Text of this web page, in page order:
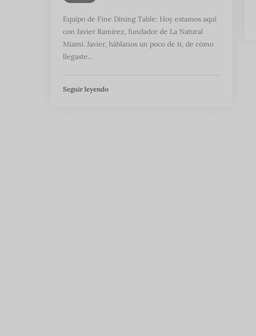
Equipo de Fine Dining Table: Hoy estamos aquí
con Javier Ramírez, fundador de La Natural
Miami. Javier, háblanos un poco de ti, de cómo
llegaste...
Seguir leyendo